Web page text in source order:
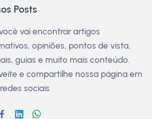
Posts
vai encontrar artigos
opiniões, pontos de vista,
guias e muito mais conteúdo.
e compartilhe nossa página em
sociais